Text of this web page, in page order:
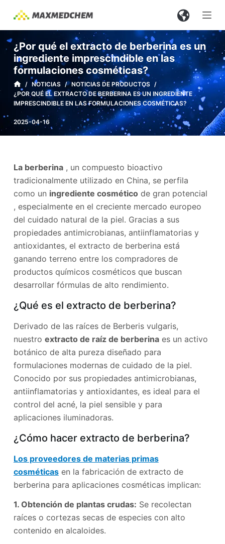
l
a
e
n
d
o
¿Por qué el extracto de berberina es un
ingrediente imprescindible en las
formulaciones cosméticas?
/ NOTICIAS / NOTICIAS DE PRODUCTOS /
¿POR QUÉ EL EXTRACTO DE BERBERINA ES UN INGREDIENTE
IMPRESCINDIBLE EN LAS FORMULACIONES COSMÉTICAS?
2025-04-16
La berberina, un compuesto bioactivo
tradicionalmente utilizado en China, se perfila
como un ingrediente cosméticode gran potencial
, especialmente en el creciente mercado europeo
del cuidado natural de la piel. Gracias a sus
propiedades antimicrobianas, antiinflamatorias y
antioxidantes, el extracto de berberina está
ganando terreno entre los compradores de
productos químicos cosméticos que buscan
desarrollar fórmulas de alto rendimiento.
¿Qué es el extracto de berberina?
Derivado de las raíces de Berberis vulgaris,
nuestro extracto de raíz de berberinaes un activo
botánico de alta pureza diseñado para
formulaciones modernas de cuidado de la piel.
Conocido por sus propiedades antimicrobianas,
antiinflamatorias y antioxidantes, es ideal para el
control del acné, la piel sensible y para
aplicaciones iluminadoras.
¿Cómo hacer extracto de berberina?
Los proveedores de materias primas
cosméticasen la fabricación de extracto de
berberina para aplicaciones cosméticas implican:
1. Obtención de plantas crudas: Se recolectan
raíces o cortezas secas de especies con alto
contenido en alcaloides.